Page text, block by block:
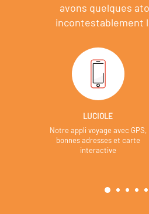
avons quelques
incontestablement
LUCIOLE
Notre appli voyage avec GPS,
bonnes adresses et carte
interactive